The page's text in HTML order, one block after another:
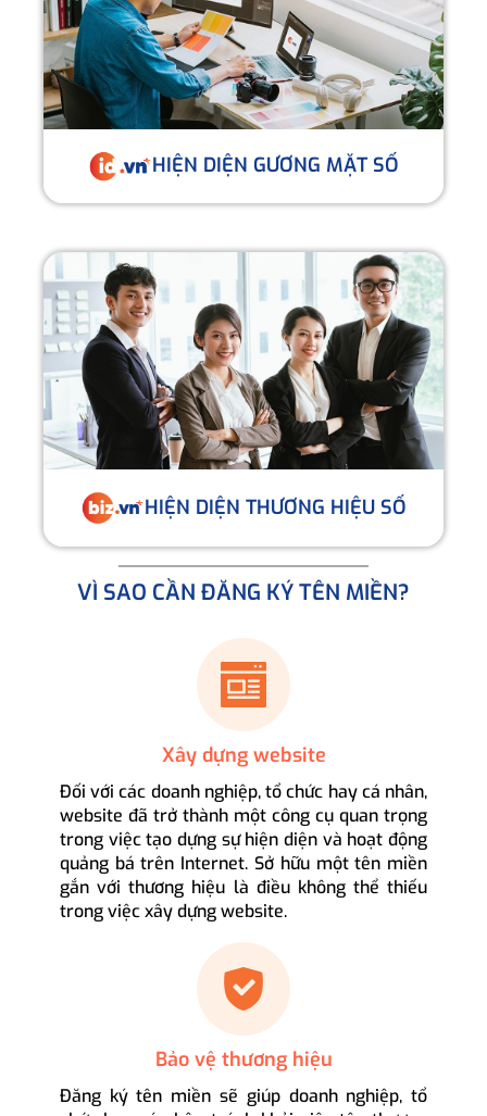
HIỆN DIỆN GƯƠNG MẶT SỐ
HIỆN DIỆN THƯƠNG HIỆU SỐ
VÌ SAO CẦN ĐĂNG KÝ TÊN MIỀN?
Xây dựng website
Đối với các doanh nghiệp, tổ chức hay cá nhân,
website đã trở thành một công cụ quan trọng
trong việc tạo dựng sự hiện diện và hoạt động
quảng bá trên Internet. Sở hữu một tên miền
gắn với thương hiệu là điều không thể thiếu
trong việc xây dựng website.
Bảo vệ thương hiệu
Đăng ký tên miền sẽ giúp doanh nghiệp, tổ